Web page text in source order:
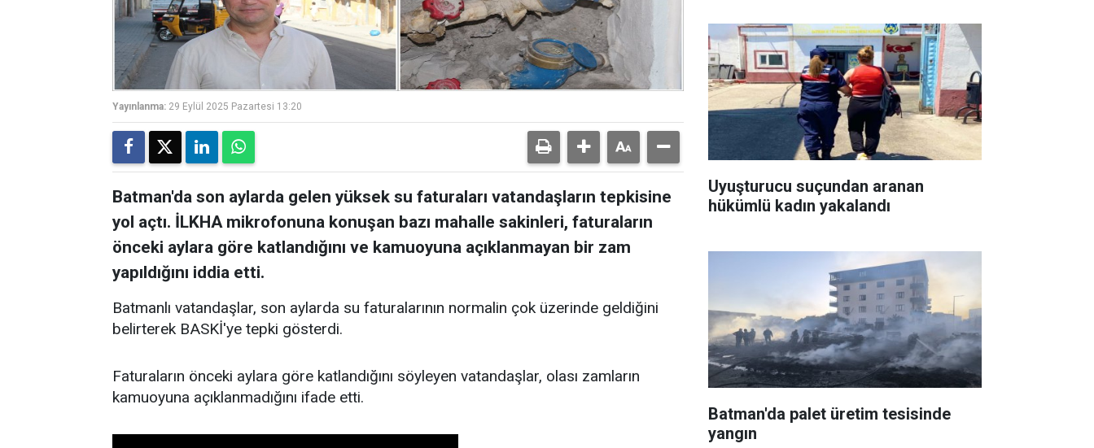
Yayınlanma: 29 Eylül 2025 Pazartesi 13:20
Batman'da son aylarda gelen yüksek su faturaları vatandaşların tepkisine
yol açtı. İLKHA mikrofonuna konuşan bazı mahalle sakinleri, faturaların
önceki aylara göre katlandığını ve kamuoyuna açıklanmayan bir zam
yapıldığını iddia etti.
Batmanlı vatandaşlar, son aylarda su faturalarının normalin çok üzerinde geldiğini
belirterek BASKİ'ye tepki gösterdi.
Faturaların önceki aylara göre katlandığını söyleyen vatandaşlar, olası zamların
kamuoyuna açıklanmadığını ifade etti.
Uyuşturucu suçundan aranan
hükümlü kadın yakalandı
Batman'da palet üretim tesisinde
yangın